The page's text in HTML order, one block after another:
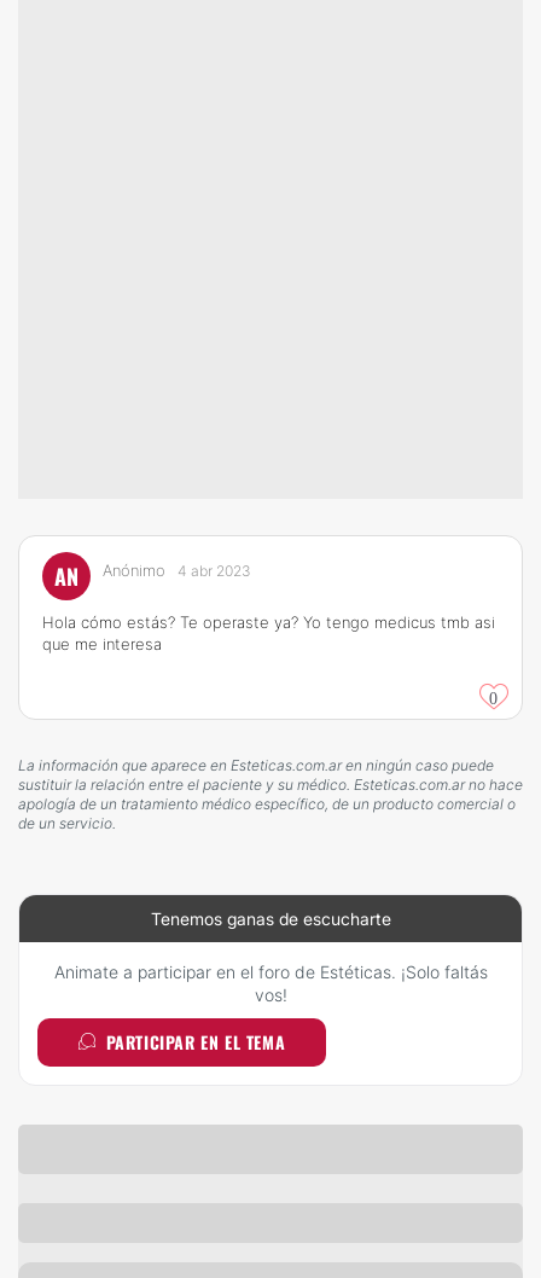
AN Anónimo 4 abr 2023
Hola cómo estás? Te operaste ya? Yo tengo medicus tmb asi
que me interesa
0
La información que aparece en Esteticas.com.ar en ningún caso puede
sustituir la relación entre el paciente y su médico. Esteticas.com.ar no hace
apología de un tratamiento médico específico, de un producto comercial o
de un servicio.
Tenemos ganas de escucharte
Animate a participar en el foro de Estéticas. ¡Solo faltás
vos!
PARTICIPAR EN EL TEMA